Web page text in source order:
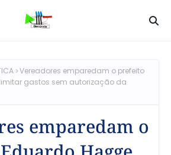
Vereadores emparedam o prefeito
gastos sem autorização da
emparedam o